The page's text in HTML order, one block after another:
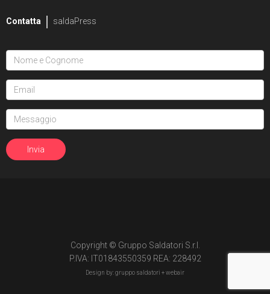
Contatta saldaPress
Copyright © Gruppo Saldatori S.r.l.
P.IVA: IT01843550359 REA: 228492
Design by: gruppo saldatori +webair